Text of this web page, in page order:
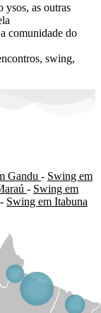
ysos, as outras
comunidade do
swing,
Gandu - Swing em
- Swing em
- Swing em Itabuna